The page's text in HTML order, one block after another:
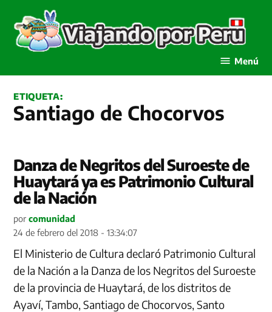
contenido
Menú
ETIQUETA:
Santiago de Chocorvos
Danza de Negritos del Suroeste de
Huaytará ya es Patrimonio Cultural
de la Nación
por comunidad
24 de febrero del 2018 - 13:34:07
El Ministerio de Cultura declaró Patrimonio Cultural
de la Nación a la Danza de los Negritos del Suroeste
de la provincia de Huaytará, de los distritos de
Ayaví, Tambo, Santiago de Chocorvos, Santo